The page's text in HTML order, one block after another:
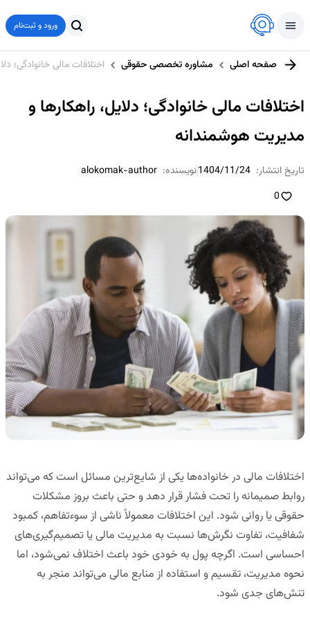
ورود و ثبت‌نام
صفحه اصلی مشاوره تخصصی حقوقی اختلافات مالی خانوادگی؛
اختلافات مالی خانوادگی؛ دلایل، راهکارها و
مدیریت هوشمندانه
تاریخ انتشار: 1404/11/24نویسنده: alokomak-author
0
اختلافات مالی در خانواده‌ها یکی از شایع‌ترین مسائل است که می‌تواند
روابط صمیمانه را تحت فشار قرار دهد و حتی باعث بروز مشکلات
حقوقی یا روانی شود. این اختلافات معمولاً ناشی از سوءتفاهم، کمبود
شفافیت، تفاوت نگرش‌ها نسبت به مدیریت مالی یا تصمیم‌گیری‌های
احساسی است. اگرچه پول به خودی خود باعث اختلاف نمی‌شود، اما
نحوه مدیریت، تقسیم و استفاده از منابع مالی می‌تواند منجر به
تنش‌های جدی شود.